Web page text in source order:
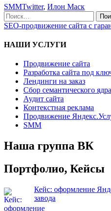
SMMTwitter, Илон Маск
SEO-продвижение сайта с
НАШИ УСЛУГИ
Продвижение сайта
Разработка сайта под
Лендинги на заказ
Сбор семантического ядра
Аудит сайта
Контекстная реклама
Продвижение
SMM
Наша группа ВК
Портфолио, Кейсы
Кейс: оформление
завода